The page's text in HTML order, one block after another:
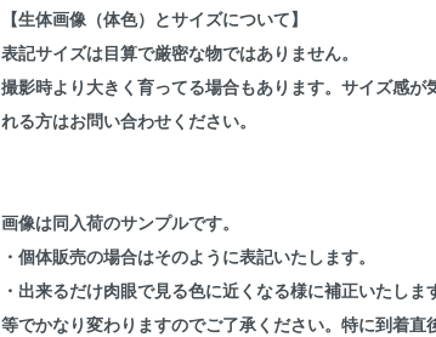
【生体画像（体色）とサイズについて】
表記サイズは目算で厳密な物ではありません。
撮影時より大きく育ってる場合もあります。サイズ感が
れる方はお問い合わせください。
画像は同入荷のサンプルです。
・個体販売の場合はそのように表記いたします。
・出来るだけ肉眼で見る色に近くなる様に補正いたしま
等でかなり変わりますのでご了承ください。特に到着直